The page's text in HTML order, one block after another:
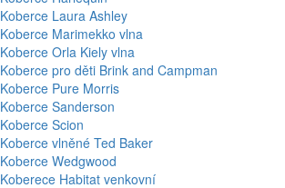
Koberce Laura Ashley
Koberce Marimekko vlna
Koberce Orla Kiely vlna
Koberce pro děti Brink and Campman
Koberce Pure Morris
Koberce Sanderson
Koberce Scion
Koberce vlněné Ted Baker
Koberce Wedgwood
Koberece Habitat venkovní